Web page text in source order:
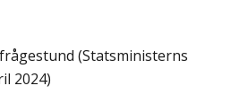
(Statsministerns
2024)